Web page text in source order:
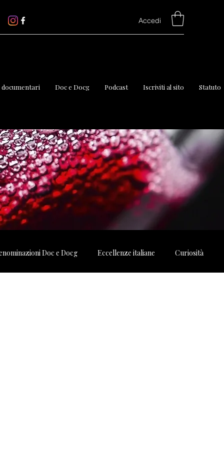
Accedi
documentari Doc e Docg Podcast Iscriviti al sito Statuto
Doc e Docg Eccellenze italiane Curiosità